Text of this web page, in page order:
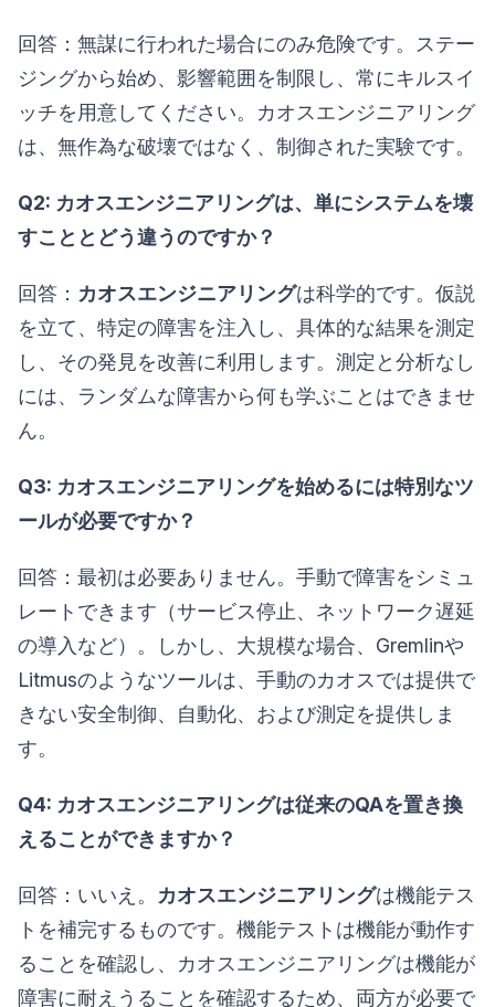
回答：無謀に行われた場合にのみ危険です。ステー
ジングから始め、影響範囲を制限し、常にキルスイ
ッチを用意してください。カオスエンジニアリング
は、無作為な破壊ではなく、制御された実験です。
Q2: カオスエンジニアリングは、単にシステムを壊
すこととどう違うのですか？
回答： カオスエンジニアリングは科学的です。仮説
を立て、特定の障害を注入し、具体的な結果を測定
し、その発見を改善に利用します。測定と分析なし
には、ランダムな障害から何も学ぶことはできませ
ん。
Q3: カオスエンジニアリングを始めるには特別なツ
ールが必要ですか？
回答：最初は必要ありません。手動で障害をシミュ
レートできます（サービス停止、ネットワーク遅延
の導入など）。しかし、大規模な場合、Gremlinや
Litmusのようなツールは、手動のカオスでは提供で
きない安全制御、自動化、および測定を提供しま
す。
Q4: カオスエンジニアリングは従来のQAを置き換
えることができますか？
回答：いいえ。 カオスエンジニアリングは機能テス
トを補完するものです。機能テストは機能が動作す
ることを確認し、カオスエンジニアリングは機能が
障害に耐えうることを確認するため、両方が必要で